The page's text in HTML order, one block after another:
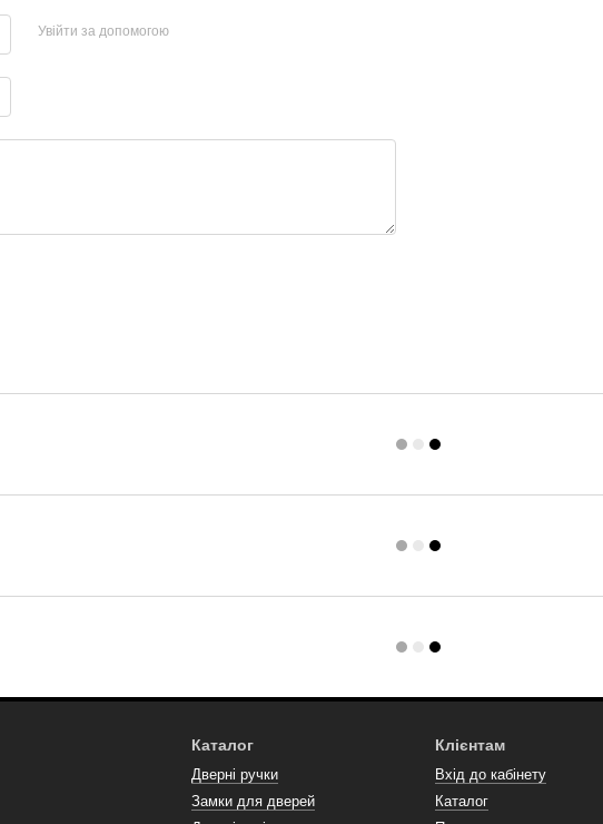
Увійти за допомогою
Каталог
Дверні ручки
Замки для дверей
Клієнтам
Вхід до кабінету
Каталог